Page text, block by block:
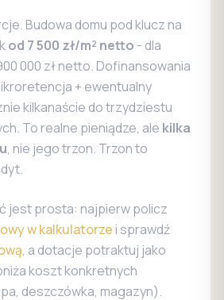
Budowa domu pod klucz na
od 7 500 zł/m² netto - dla
000 zł netto. Dofinansowania
+ ewentualny
kilkanaście do trzydziestu
To realne pieniądze, ale kilka
, nie jego trzon. Trzon to
jest prosta: najpierw policz
w kalkulatorze i sprawdź
, a dotacje potraktuj jako
koszt konkretnych
deszczówka, magazyn).